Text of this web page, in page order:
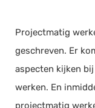
CRM
Offerte
Projectmatig
geschreven. Er
aspecten kijken
werken. En
projectmatig